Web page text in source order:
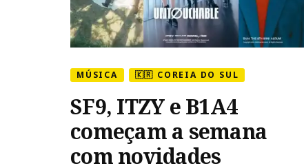
MÚSICA 🇰🇷 COREIA DO SUL
SF9, ITZY e B1A4
começam a semana
com novidades